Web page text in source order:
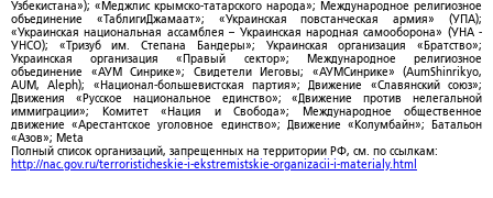
Узбекистана»); «Меджлис крымско-татарского народа»; Международное религиозное
объединение «ТаблигиДжамаат»; «Украинская повстанческая армия» (УПА);
«Украинская национальная ассамблея – Украинская народная самооборона» (УНА -
УНСО); «Тризуб им. Степана Бандеры»; Украинская организация «Братство»;
Украинская организация «Правый сектор»; Международное религиозное
объединение «АУМ Синрике»; Свидетели Иеговы; «АУМСинрике» (AumShinrikyo,
AUM, Aleph); «Национал-большевистская партия»; Движение «Славянский союз»;
Движения «Русское национальное единство»; «Движение против нелегальной
иммиграции»; Комитет «Нация и Свобода»; Международное общественное
движение «Арестантское уголовное единство»; Движение «Колумбайн»; Батальон
«Азов»; Meta
Полный список организаций, запрещенных на территории РФ, см. по ссылкам:
http://nac.gov.ru/terroristicheskie-i-ekstremistskie-organizacii-i-materialy.html